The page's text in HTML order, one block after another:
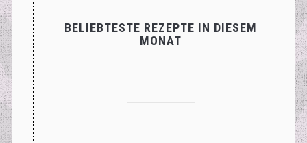
BELIEBTESTE REZEPTE IN DIESEM
MONAT